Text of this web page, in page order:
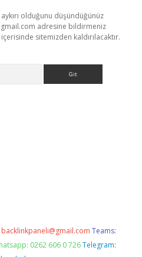
olduğunu düşündüğünüz
adresine bildirmeniz
sitemizden kaldırılacaktır.
backlinkpaneli@gmail.com Teams:
0262 606 0 726 Telegram: